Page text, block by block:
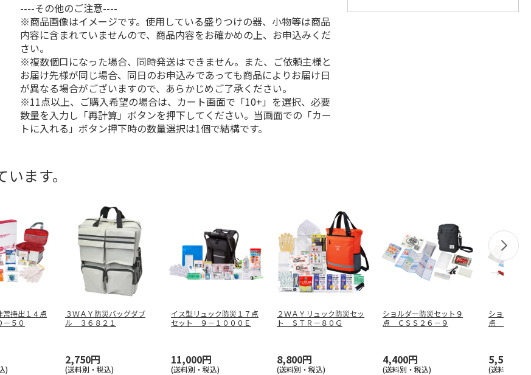
----その他のご注意----
※商品画像はイメージです。使用している盛りつけの器、小物等は商品
内容に含まれていませんので、商品内容をお確かめの上、お申込みくだ
さい。
※複数個口になった場合、同時発送はできません。また、ご依頼主様と
お届け先様が同じ場合、同日のお申込みであっても商品によりお届け日
が異なる場合がございますので、あらかじめご了承ください。
※11点以上、ご購入希望の場合は、カート画面で「10+」を選択、必要
数量を入力し「再計算」ボタンを押下してください。当画面での「カー
トに入れる」ボタン押下時の数量選択は1個で結構です。
ます。
常持出１４点
５０
)
３ＷＡＹ防災バッグダブ
ル ３６８２１
2,750円
(送料別・税込)
イス型リュック防災１７点
セット ９－１０００Ｅ
11,000円
(送料別・税込)
２ＷＡＹリュック防災セッ
ト ＳＴＲ－８０Ｇ
8,800円
(送料別・税込)
ショルダー防災セット９
点 ＣＳＳ２６－９
4,400円
(送料別・税込)
ショルダー
点 ＣＳＳ
5,500円
(送料別・税